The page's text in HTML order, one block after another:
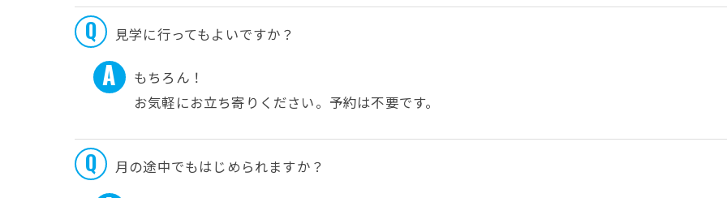
見学に行ってもよいですか？
もちろん！
お気軽にお立ち寄りください。予約は不要です。
月の途中でもはじめられますか？